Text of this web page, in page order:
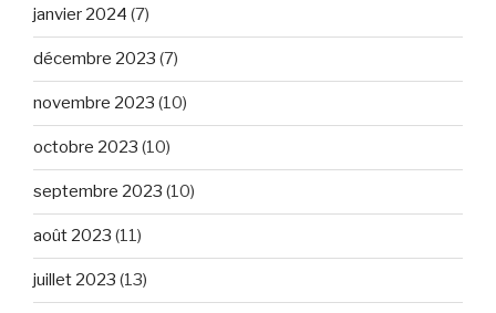
janvier 2024 (7)
décembre 2023 (7)
novembre 2023 (10)
octobre 2023 (10)
septembre 2023 (10)
août 2023 (11)
juillet 2023 (13)